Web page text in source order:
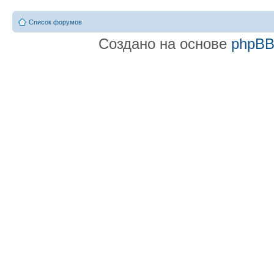
Список форумов
Создано на основе phpBB